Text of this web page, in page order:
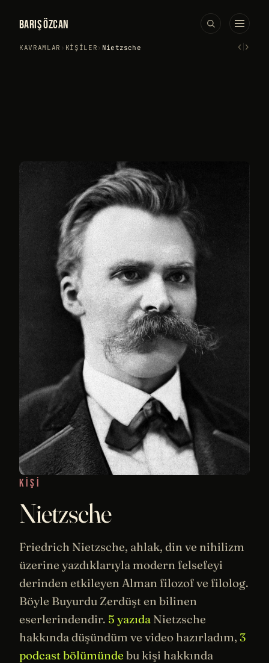
BARIŞ ÖZCAN
KAVRAMLAR › KIŞILER › Nietzsche ‹›
KIŞI
Nietzsche
Friedrich Nietzsche, ahlak, din ve nihilizm
üzerine yazdıklarıyla modern felsefeyi
derinden etkileyen Alman filozof ve filolog.
Böyle Buyurdu Zerdüşten bilinen
eserlerindendir. 5 yazıda Nietzsche
hakkında düşündüm ve video hazırladım, 3
podcast bölümünde bu kişi hakkında